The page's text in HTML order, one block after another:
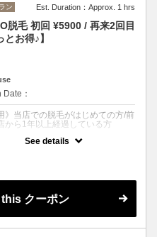
最初だけじゃなく２回目以降もず
脱毛したくないですか？
機は肌へのダメージを最小限に抑
太毛～うぶ毛、白髪にも効果抜群
を採用◎
く保ちながら、お得に脱毛したい
利用ください。
ン Est. Duration：Approx. 1 hrs
脱毛 初回 ¥5900 / 再来2回目
お得♪】
：
》当店での脱毛がはじめての方/前
から1年以上経過している方
方も多いのでは？
機は肌へのダメージを最小限に抑
See details
クーポン